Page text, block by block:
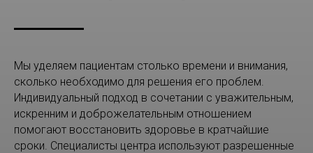
Мы уделяем пациентам столько времени и внимания,
сколько необходимо для решения его проблем.
Индивидуальный подход в сочетании с уважительным,
искренним и доброжелательным отношением
помогают восстановить здоровье в кратчайшие
сроки. Специалисты центра используют разрешенные